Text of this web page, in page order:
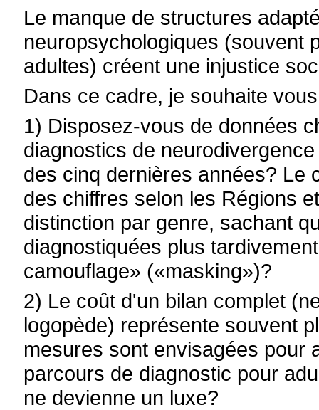
Le manque de structures
neuropsychologiques (souvent
adultes) créent une injustice
Dans ce cadre, je souhaite
1) Disposez-vous de données
diagnostics de
des cinq dernières années? Le
des chiffres selon les Régions
distinction par genre, sachant
diagnostiquées plus
camouflage» («masking»)?
2) Le coût d'un bilan complet
logopède) représente souvent
mesures sont envisagées pour
parcours de diagnostic pour
ne devienne un luxe?